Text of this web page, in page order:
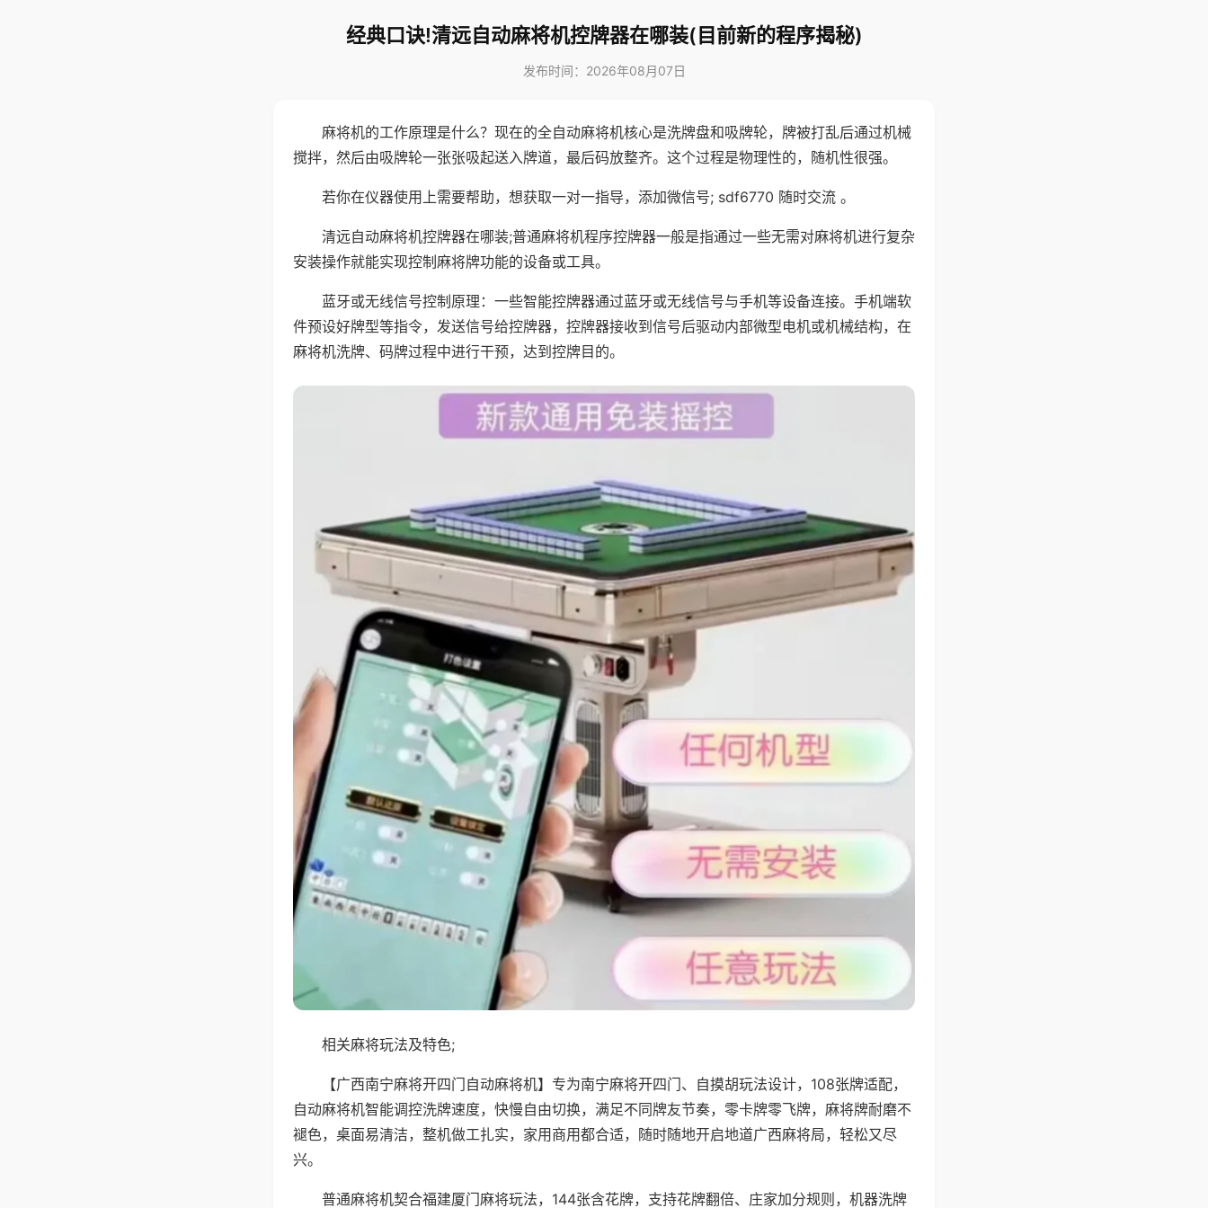
经典口诀!清远自动麻将机控牌器在哪装(目前新的程序揭秘)
发布时间：2026年08月07日
麻将机的工作原理是什么？现在的全自动麻将机核心是洗牌盘和吸牌轮，牌被打乱后通过机械
搅拌，然后由吸牌轮一张张吸起送入牌道，最后码放整齐。这个过程是物理性的，随机性很强。
若你在仪器使用上需要帮助，想获取一对一指导，添加微信号; sdf6770 随时交流 。
清远自动麻将机控牌器在哪装;普通麻将机程序控牌器一般是指通过一些无需对麻将机进行复杂
安装操作就能实现控制麻将牌功能的设备或工具。
蓝牙或无线信号控制原理：一些智能控牌器通过蓝牙或无线信号与手机等设备连接。手机端软
件预设好牌型等指令，发送信号给控牌器，控牌器接收到信号后驱动内部微型电机或机械结构，在
麻将机洗牌、码牌过程中进行干预，达到控牌目的。
相关麻将玩法及特色;
【广西南宁麻将开四门自动麻将机】专为南宁麻将开四门、自摸胡玩法设计，108张牌适配，
自动麻将机智能调控洗牌速度，快慢自由切换，满足不同牌友节奏，零卡牌零飞牌，麻将牌耐磨不
褪色，桌面易清洁，整机做工扎实，家用商用都合适，随时随地开启地道广西麻将局，轻松又尽
兴。
普通麻将机契合福建厦门麻将玩法，144张含花牌，支持花牌翻倍、庄家加分规则，机器洗牌